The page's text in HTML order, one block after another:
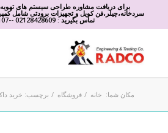
برای دریافت مشاوره طراحی سیستم های
سردخانه،چیلر،فن کویل و تجهیزات برودتی شامل
تماس بگیرید :02128428609
-
-
مکان شما: خانه / فروشگاه / برچسب: خرید